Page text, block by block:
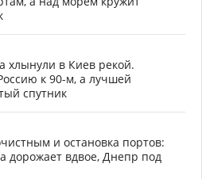
хлынули в Киев рекой.
к 90-м, а лучшей
спутник
и остановка портов:
дорожает вдвое, Днепр под